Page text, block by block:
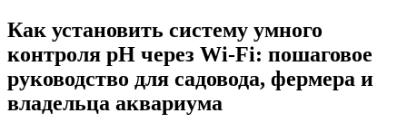
Как установить систему умного
контроля pH через Wi-Fi: пошаговое
руководство для садовода, фермера и
владельца аквариума